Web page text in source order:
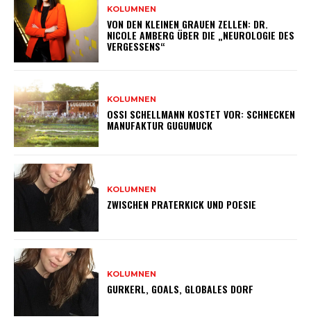
KOLUMNEN
VON DEN KLEINEN GRAUEN ZELLEN: DR.
NICOLE AMBERG ÜBER DIE „NEUROLOGIE DES
VERGESSENS“
KOLUMNEN
OSSI SCHELLMANN KOSTET VOR: SCHNECKEN
MANUFAKTUR GUGUMUCK
KOLUMNEN
ZWISCHEN PRATERKICK UND POESIE
KOLUMNEN
GURKERL, GOALS, GLOBALES DORF